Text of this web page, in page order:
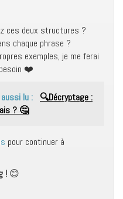
ces deux structures ?
chaque phrase ?
exemples, je me ferai
❤️
lu :
🔍Décryptage :
? 🤔
pour continuer à
! 😊